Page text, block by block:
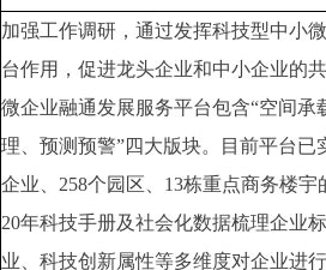
加强工作调研，通过发挥科技型中小
台作用，促进龙头企业和中小企业的
微企业融通发展服务平台包含“空间承
理、预测预警”四大版块。目前平台已
企业、258个园区、13栋重点商务楼宇
20年科技手册及社会化数据梳理企业
业、科技创新属性等多维度对企业进